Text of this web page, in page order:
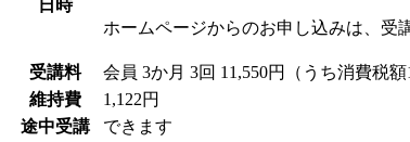
日時
ホームページからのお申し込みは、受
受講料 会員 3か月 3回 11,550円（うち消費税額
維持費
1,122円
途中受講
できます